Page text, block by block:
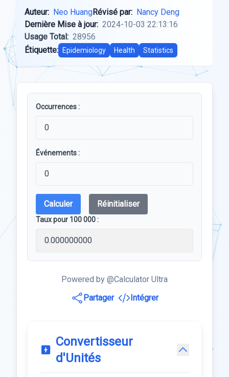
Auteur: Neo HuangRévisé par: Nancy Deng
Dernière Mise à jour: 2024-10-03 22:13:16
Usage Total: 28956
Étiquette:
Epidemiology Health Statistics
Occurrences :
Événements :
Calculer Réinitialiser
Taux pour 100 000 :
Powered by @Calculator Ultra
Partager
Intégrer
Convertisseur
d'Unités